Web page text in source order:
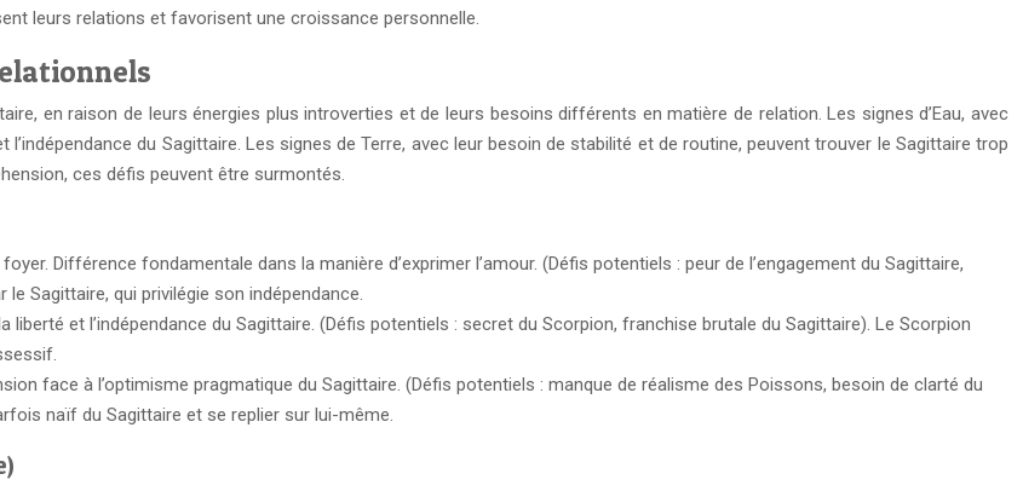
leurs relations et favorisent une croissance personnelle.
en raison de leurs énergies plus introverties et de leurs besoins différents en matière de relation. Les signes d’Eau, avec
du Sagittaire. Les signes de Terre, avec leur besoin de stabilité et de routine, peuvent trouver le Sagittaire trop
ces défis peuvent être surmontés.
Différence fondamentale dans la manière d’exprimer l’amour. (Défis potentiels : peur de l’engagement du Sagittaire,
Sagittaire, qui privilégie son indépendance.
et l’indépendance du Sagittaire. (Défis potentiels : secret du Scorpion, franchise brutale du Sagittaire). Le Scorpion
face à l’optimisme pragmatique du Sagittaire. (Défis potentiels : manque de réalisme des Poissons, besoin de clarté du
naïf du Sagittaire et se replier sur lui-même.